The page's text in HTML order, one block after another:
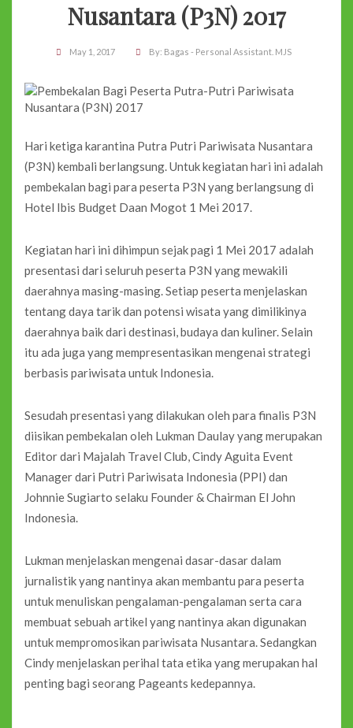
Nusantara (P3N) 2017
May 1, 2017 By: Bagas - Personal Assistant. MJS
Hari ketiga karantina Putra Putri Pariwisata Nusantara
(P3N) kembali berlangsung. Untuk kegiatan hari ini adalah
pembekalan bagi para peserta P3N yang berlangsung di
Hotel Ibis Budget Daan Mogot 1 Mei 2017.
Kegiatan hari ini dihimpun sejak pagi 1 Mei 2017 adalah
presentasi dari seluruh peserta P3N yang mewakili
daerahnya masing-masing. Setiap peserta menjelaskan
tentang daya tarik dan potensi wisata yang dimilikinya
daerahnya baik dari destinasi, budaya dan kuliner. Selain
itu ada juga yang mempresentasikan mengenai strategi
berbasis pariwisata untuk Indonesia.
Sesudah presentasi yang dilakukan oleh para finalis P3N
diisikan pembekalan oleh Lukman Daulay yang merupakan
Editor dari Majalah Travel Club, Cindy Aguita Event
Manager dari Putri Pariwisata Indonesia (PPI) dan
Johnnie Sugiarto selaku Founder & Chairman El John
Indonesia.
Lukman menjelaskan mengenai dasar-dasar dalam
jurnalistik yang nantinya akan membantu para peserta
untuk menuliskan pengalaman-pengalaman serta cara
membuat sebuah artikel yang nantinya akan digunakan
untuk mempromosikan pariwisata Nusantara. Sedangkan
Cindy menjelaskan perihal tata etika yang merupakan hal
penting bagi seorang Pageants kedepannya.